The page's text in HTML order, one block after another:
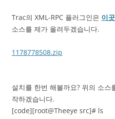
Trac의 XML-RPC 플러그인은 이곳
소스를 제가 올려두겠습니다.
1178778508.zip
설치를 한번 해볼까요? 위의 소스
작하겠습니다.
[code][root@Theeye src]# ls